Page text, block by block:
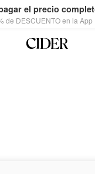
el precio
de DESCUENTO en la